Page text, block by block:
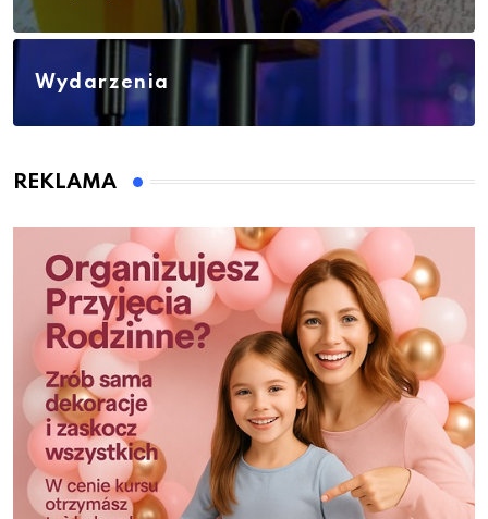
Wydarzenia
REKLAMA